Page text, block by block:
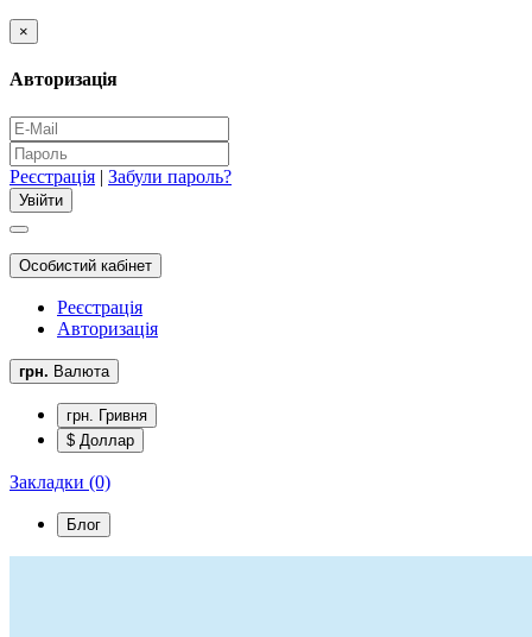
×
Авторизація
Реєстрація | Забули пароль?
Особистий кабінет
Реєстрація
Авторизація
грн. Валюта
грн. Гривня
$ Доллар
Закладки (0)
Блог